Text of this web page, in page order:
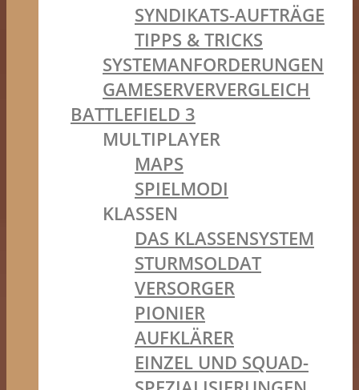
SYNDIKATS-AUFTRÄGE
TIPPS & TRICKS
SYSTEMANFORDERUNGEN
GAMESERVERVERGLEICH
BATTLEFIELD 3
MULTIPLAYER
MAPS
SPIELMODI
KLASSEN
DAS KLASSENSYSTEM
STURMSOLDAT
VERSORGER
PIONIER
AUFKLÄRER
EINZEL UND SQUAD-